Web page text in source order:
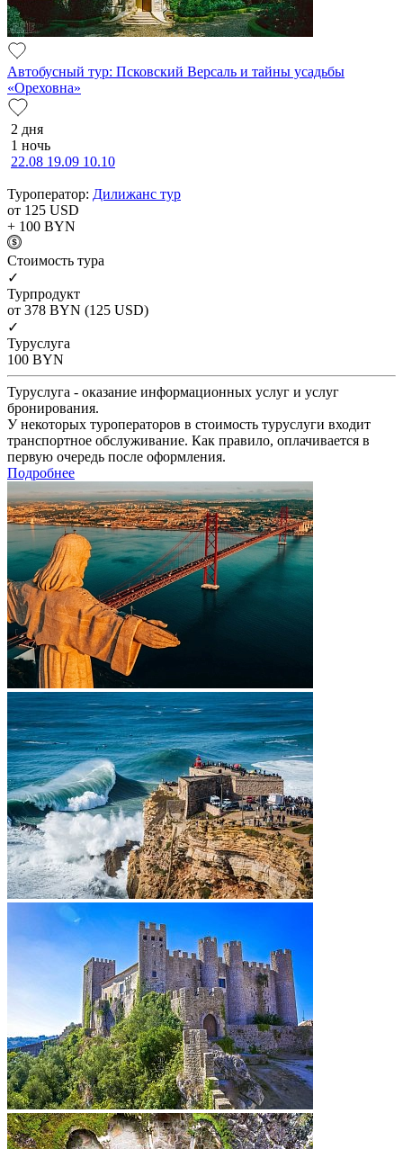
Автобусный тур: Псковский Версаль и тайны усадьбы
«Ореховна»
2 дня
1 ночь
22.08 19.09 10.10
Туроператор: Дилижанс тур
от 125 USD
+ 100 BYN
Cтоимость тура
✓
Турпродукт
от 378 BYN (125 USD)
✓
Туруслуга
100 BYN
Туруслуга - оказание информационных услуг и услуг
бронирования.
У некоторых туроператоров в стоимость туруслуги входит
транспортное обслуживание. Как правило, оплачивается в
первую очередь после оформления.
Подробнее